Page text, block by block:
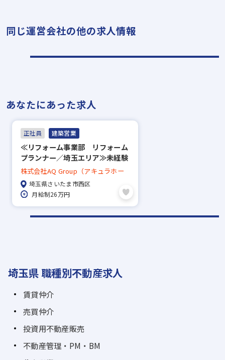
同じ運営会社の他の求人情報
あなたにあった求人
正社員 建築営業
≪リフォーム事業部 リフォーム
プランナー／埼玉エリア≫未経験
大歓迎！／福利厚生充実◎
株式会社AQ Group（アキュラホー
ム）埼玉県さいたま市西区
月給制26万円
埼玉県 職種別不動産求人
賃貸仲介
売買仲介
投資用不動産販売
不動産管理・PM・BM